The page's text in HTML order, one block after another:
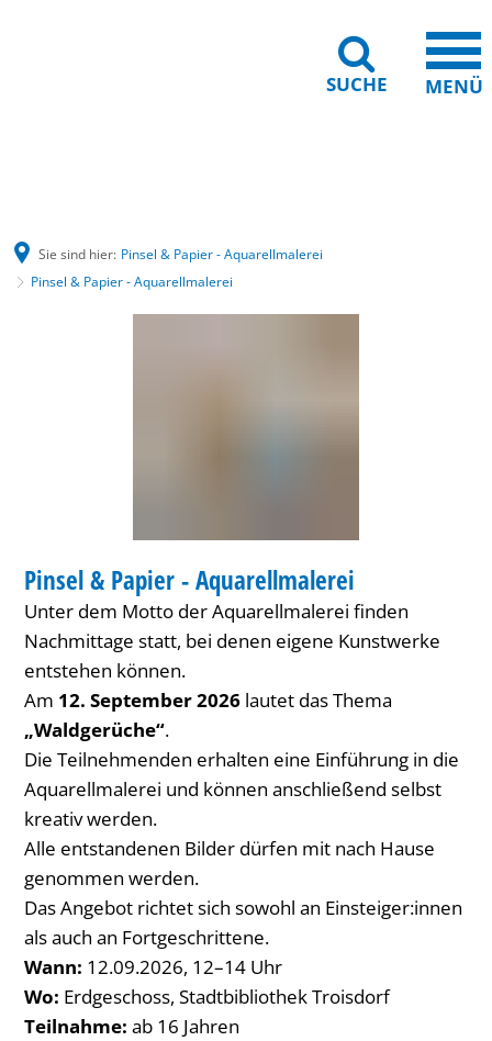
SUCHE MENÜ
Sie sind hier: Pinsel & Papier - Aquarellmalerei
Pinsel & Papier - Aquarellmalerei
KATEGORIE: BIBLIOTHEK
Pinsel & Papier - Aquarellmalerei
Unter dem Motto der Aquarellmalerei finden
Nachmittage statt, bei denen eigene Kunstwerke
entstehen können.
Am 12. September 2026 lautet das Thema
„Waldgerüche“.
Die Teilnehmenden erhalten eine Einführung in die
Aquarellmalerei und können anschließend selbst
kreativ werden.
Alle entstandenen Bilder dürfen mit nach Hause
genommen werden.
Das Angebot richtet sich sowohl an Einsteiger:innen
als auch an Fortgeschrittene.
Wann: 12.09.2026, 12–14 Uhr
Wo: Erdgeschoss, Stadtbibliothek Troisdorf
Teilnahme: ab 16 Jahren